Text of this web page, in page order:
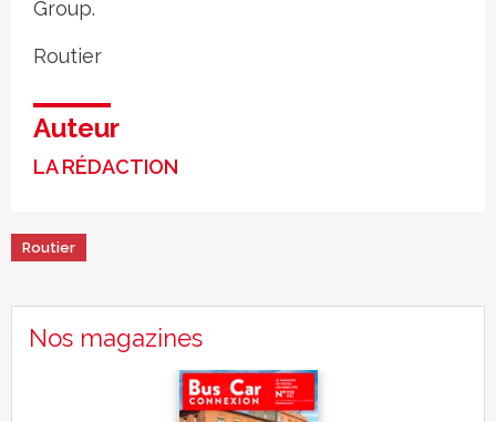
Group.
Routier
Auteur
LA RÉDACTION
Routier
Nos magazines